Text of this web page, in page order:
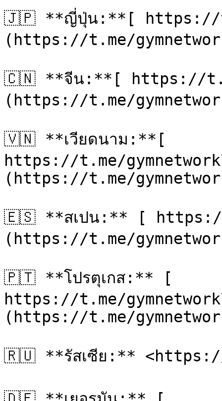
🇯🇵 **ญี่ปุ่น:**[ https://
(https://t.me/
🇨🇳 **จีน:**[ https://
(https://t.me/
🇻🇳 **เวียดนาม:**[
https://t.me/
(https://t.me/
🇪🇸 **สเปน:** [ https://
(https://t.me/
🇵🇹 **โปรตุเกส:** [
https://t.me/
(https://t.me/
🇷🇺 **รัสเซีย:** <https://